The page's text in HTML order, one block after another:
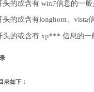
头的或含有 win7信息的一
头的或含有longhorn、vista
头的或含有 xp*** 信息的一
录如下：